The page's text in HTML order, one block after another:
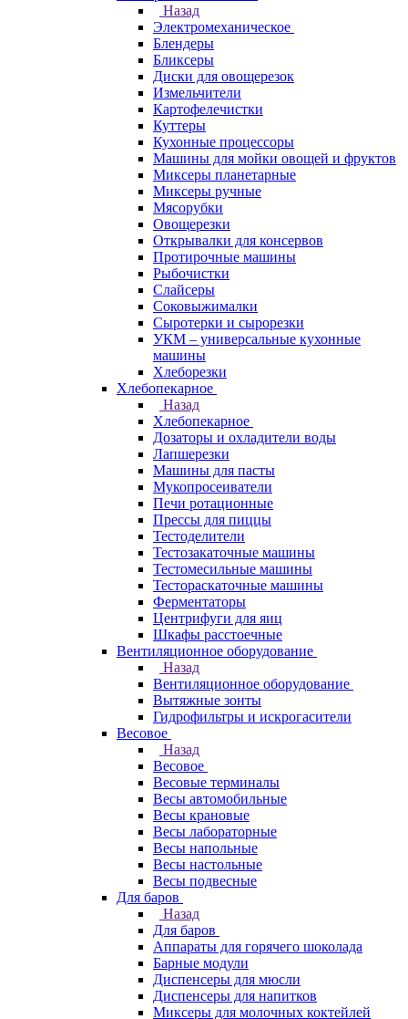
Назад
Электромеханическое
Блендеры
Бликсеры
Диски для овощерезок
Измельчители
Картофелечистки
Куттеры
Кухонные процессоры
Машины для мойки овощей и фруктов
Миксеры планетарные
Миксеры ручные
Мясорубки
Овощерезки
Открывалки для консервов
Протирочные машины
Рыбочистки
Слайсеры
Соковыжималки
Сыротерки и сырорезки
УКМ – универсальные кухонные
машины
Хлеборезки
Хлебопекарное
Назад
Хлебопекарное
Дозаторы и охладители воды
Лапшерезки
Машины для пасты
Мукопросеиватели
Печи ротационные
Прессы для пиццы
Тестоделители
Тестозакаточные машины
Тестомесильные машины
Тестораскаточные машины
Ферментаторы
Центрифуги для яиц
Шкафы расстоечные
Вентиляционное оборудование
Назад
Вентиляционное оборудование
Вытяжные зонты
Гидрофильтры и искрогасители
Весовое
Назад
Весовое
Весовые терминалы
Весы автомобильные
Весы крановые
Весы лабораторные
Весы напольные
Весы настольные
Весы подвесные
Для баров
Назад
Для баров
Аппараты для горячего шоколада
Барные модули
Диспенсеры для мюсли
Диспенсеры для напитков
Миксеры для молочных коктейлей